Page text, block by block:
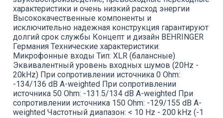
характеристики и очень низкий расход энергии
Высококачественные компоненты и
исключительно надежная конструкция гарантируют
долгий срок службы Концепт и дизайн BEHRINGER
Германия Технические характеристики:
Микрофонные входы Тип: XLR (балансные)
Эквивалентный уровень входных шумов (20Hz -
20kHz) При сопротивлении источника 0 Ohm:
-134/136 dB A-weighted При сопротивлении
источника 50 Ohm: -131.5/134 dB A-weighted При
сопротивлении источника 150 Ohm: -129/155 dB A-
weighted Частотный диапазон: < 10 Hz - 200 kHz (-1